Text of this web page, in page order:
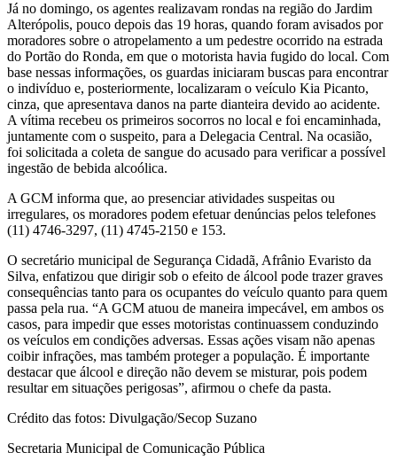
Já no domingo, os agentes realizavam rondas na região do Jardim
Alterópolis, pouco depois das 19 horas, quando foram avisados por
moradores sobre o atropelamento a um pedestre ocorrido na estrada
do Portão do Ronda, em que o motorista havia fugido do local. Com
base nessas informações, os guardas iniciaram buscas para encontrar
o indivíduo e, posteriormente, localizaram o veículo Kia Picanto,
cinza, que apresentava danos na parte dianteira devido ao acidente.
A vítima recebeu os primeiros socorros no local e foi encaminhada,
juntamente com o suspeito, para a Delegacia Central. Na ocasião,
foi solicitada a coleta de sangue do acusado para verificar a possível
ingestão de bebida alcoólica.
A GCM informa que, ao presenciar atividades suspeitas ou
irregulares, os moradores podem efetuar denúncias pelos telefones
(11) 4746-3297, (11) 4745-2150 e 153.
O secretário municipal de Segurança Cidadã, Afrânio Evaristo da
Silva, enfatizou que dirigir sob o efeito de álcool pode trazer graves
consequências tanto para os ocupantes do veículo quanto para quem
passa pela rua. “A GCM atuou de maneira impecável, em ambos os
casos, para impedir que esses motoristas continuassem conduzindo
os veículos em condições adversas. Essas ações visam não apenas
coibir infrações, mas também proteger a população. É importante
destacar que álcool e direção não devem se misturar, pois podem
resultar em situações perigosas”, afirmou o chefe da pasta.
Crédito das fotos: Divulgação/Secop Suzano
Secretaria Municipal de Comunicação Pública